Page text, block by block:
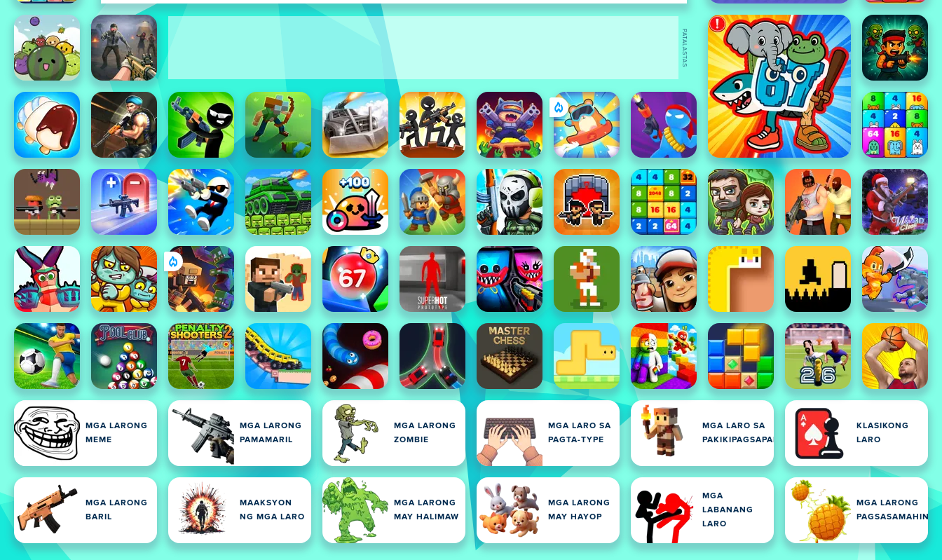
MGA LARONG
MEME
MGA LARONG
PAMAMARIL
MGA LARONG
ZOMBIE
MGA LARO SA
PAGTA-TYPE
MGA LARO SA
PAKIKIPAGSAPALARAN
KLASIKONG
LARO
MGA LARONG
BARIL
MAAKSYON
NG MGA LARO
MGA LARONG
MAY HALIMAW
MGA LARONG
MAY HAYOP
MGA
LABANANG
LARO
MGA LARONG
PAGSASAMAHIN
PATALASTAS